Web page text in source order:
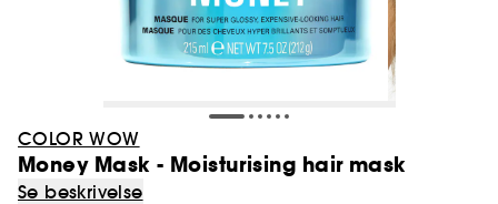
COLOR WOW
Money Mask - Moisturising hair mask
Se beskrivelse